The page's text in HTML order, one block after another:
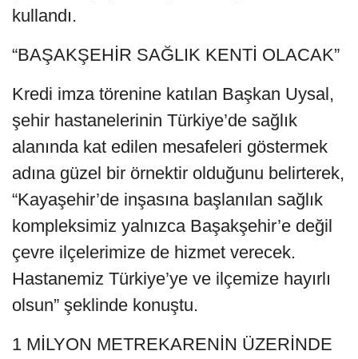
kullandı.
“BAŞAKŞEHİR SAĞLIK KENTİ OLACAK”
Kredi imza törenine katılan Başkan Uysal,
şehir hastanelerinin Türkiye’de sağlık
alanında kat edilen mesafeleri göstermek
adına güzel bir örnektir olduğunu belirterek,
“Kayaşehir’de inşasına başlanılan sağlık
kompleksimiz yalnızca Başakşehir’e değil
çevre ilçelerimize de hizmet verecek.
Hastanemiz Türkiye’ye ve ilçemize hayırlı
olsun” şeklinde konuştu.
1 MİLYON METREKARENİN ÜZERİNDE